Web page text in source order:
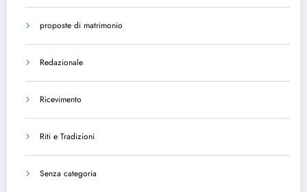
proposte di matrimonio
Redazionale
Ricevimento
Riti e Tradizioni
Senza categoria